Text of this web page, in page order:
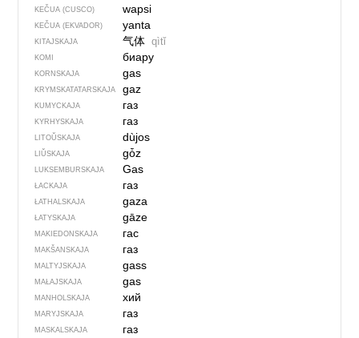
KEČUA (CUSCO) wapsi
KEČUA (EKVADOR) yanta
KITAJSKAJA 气体 qìtǐ
KOMI биару
KORNSKAJA gas
KRYMSKA­TATARSKAJA gaz
KUMYCKAJA газ
KYRHYSKAJA газ
LITOŬSKAJA dùjos
LIŬSKAJA gȱz
LUKSEMBURSKAJA Gas
ŁACKAJA газ
ŁATHALSKAJA gaza
ŁATYSKAJA gāze
MAKIEDONSKAJA гас
MAKŠANSKAJA газ
MALTYJSKAJA gass
MAŁAJSKAJA gas
MANHOLSKAJA хий
MARYJSKAJA газ
MASKALSKAJA газ